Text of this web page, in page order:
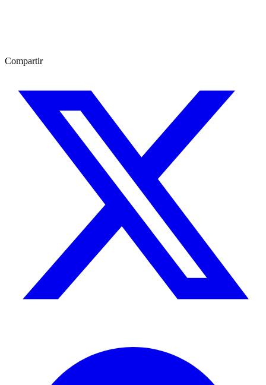
Compartir